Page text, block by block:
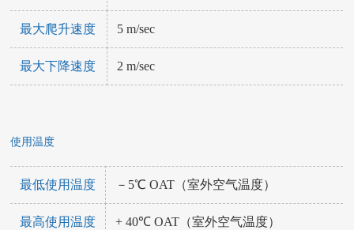
最大爬升速度 5 m/sec
最大下降速度 2 m/sec
使用温度
最低使用温度 －5℃ OAT（室外空气温度）
最高使用温度 + 40℃ OAT（室外空气温度）